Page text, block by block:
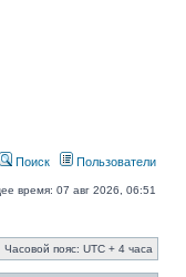
Поиск Пользователи
время: 07 авг 2026, 06:51
Часовой пояс: UTC + 4 часа